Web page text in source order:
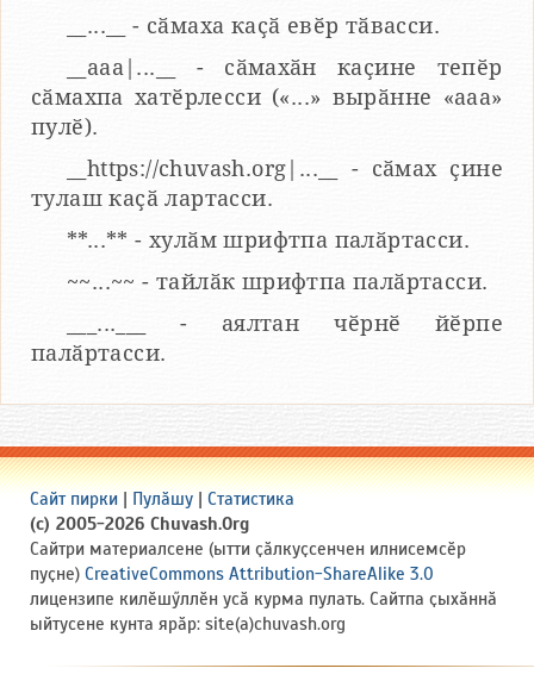
__...__ - сӑмаха каҫӑ евӗр тӑвасси.
__aaa|...__ - сӑмахӑн каҫине тепӗр
сӑмахпа хатӗрлесси («...» вырӑнне «ааа»
пулӗ).
__https://chuvash.org|...__ - сӑмах ҫине
тулаш каҫӑ лартасси.
**...** - хулӑм шрифтпа палӑртасси.
~~...~~ - тайлӑк шрифтпа палӑртасси.
___...___ - аялтан чӗрнӗ йӗрпе
палӑртасси.
Сайт пирки | Пулӑшу | Статистика
(c) 2005-2026 Chuvash.Org
Сайтри материалсене (ытти ҫӑлкуҫсенчен илнисемсӗр
пуҫне) CreativeCommons Attribution-ShareAlike 3.0
лицензипе килӗшӳллӗн усӑ курма пулать. Сайтпа ҫыхӑннӑ
ыйтусене кунта ярӑр: site(a)chuvash.org